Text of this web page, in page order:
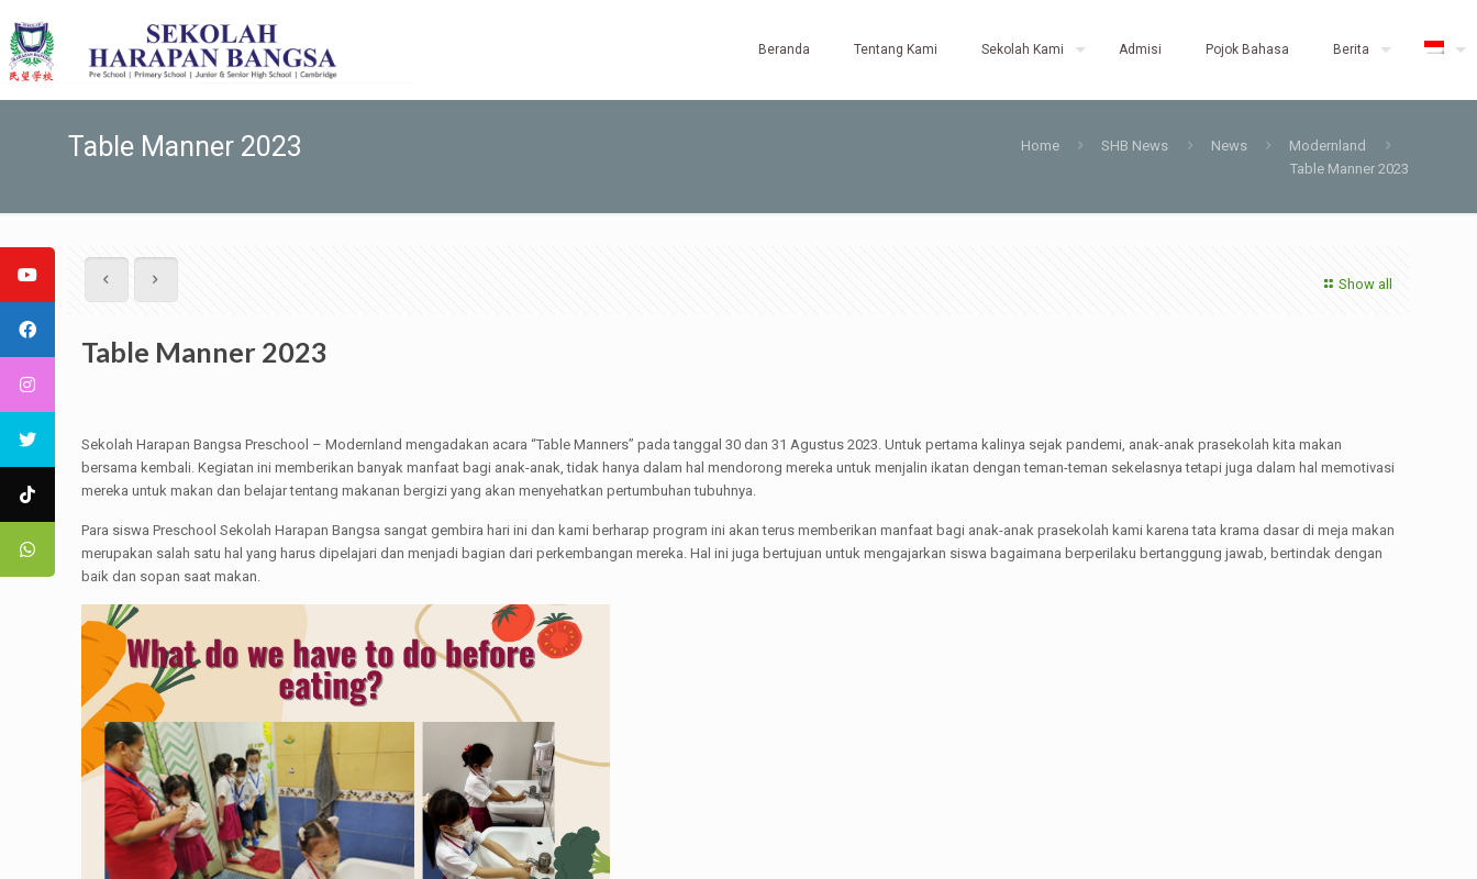
Beranda Tentang Kami Sekolah Kami Admisi Pojok Bahasa Berita
Table Manner 2023 Home SHB News News
Modernland
Table Manner 2023
Show all
Table Manner 2023
Sekolah Harapan Bangsa Preschool – Modernland mengadakan acara “Table Manners” pada tanggal 30 dan 31 Agustus 2023. Untuk pertama kalinya sejak pandemi, anak-anak prasekolah kita makan
bersama kembali. Kegiatan ini memberikan banyak manfaat bagi anak-anak, tidak hanya dalam hal mendorong mereka untuk menjalin ikatan dengan teman-teman sekelasnya tetapi juga dalam hal memotivasi
mereka untuk makan dan belajar tentang makanan bergizi yang akan menyehatkan pertumbuhan tubuhnya.
Para siswa Preschool Sekolah Harapan Bangsa sangat gembira hari ini dan kami berharap program ini akan terus memberikan manfaat bagi anak-anak prasekolah kami karena tata krama dasar di meja makan
merupakan salah satu hal yang harus dipelajari dan menjadi bagian dari perkembangan mereka. Hal ini juga bertujuan untuk mengajarkan siswa bagaimana berperilaku bertanggung jawab, bertindak dengan
baik dan sopan saat makan.